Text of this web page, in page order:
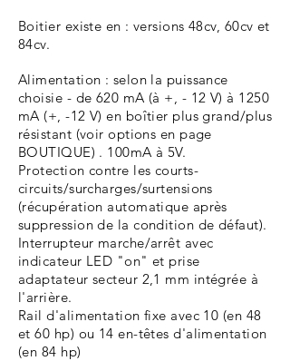
Boitier existe en : versions 48cv, 60cv et
84cv.
Alimentation : selon la puissance
choisie - de 620 mA (à +, - 12 V) à 1250
mA (+, -12 V) en boîtier plus grand/plus
résistant (voir options en page
BOUTIQUE) . 100mA à 5V.
Protection contre les courts-
circuits/surcharges/surtensions
(récupération automatique après
suppression de la condition de défaut).
Interrupteur marche/arrêt avec
indicateur LED "on" et prise
adaptateur secteur 2,1 mm intégrée à
l'arrière.
Rail d'alimentation fixe avec 10 (en 48
et 60 hp) ou 14 en-têtes d'alimentation
(en 84 hp)